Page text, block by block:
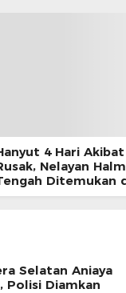
4 Hari
Nelayan
Ditemukan
Selatan Aniaya
Polisi Diamkan